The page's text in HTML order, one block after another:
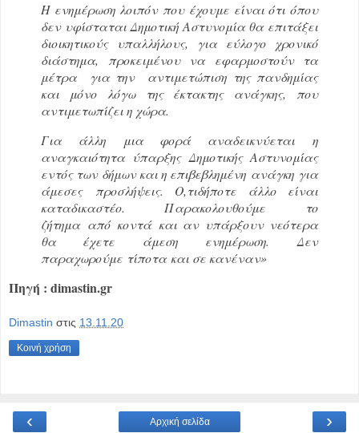
Η ενημέρωση λοιπόν που έχουμε είναι ότι όπου
δεν υφίσταται Δημοτική Αστυνομία θα επιτάξει
διοικητικούς υπαλλήλους, για εύλογο χρονικό
διάστημα, προκειμένου να εφαρμοστούν τα
μέτρα για την αντιμετώπιση της πανδημίας
και μόνο λόγω της έκτακτης ανάγκης, που
αντιμετωπίζει η χώρα.
Για άλλη μια φορά αναδεικνύεται η
αναγκαιότητα ύπαρξης Δημοτικής Αστυνομίας
εντός των δήμων και η επιβεβλημένη ανάγκη για
άμεσες προσλήψεις. Ο,τιδήποτε άλλο είναι
καταδικαστέο. Παρακολουθούμε το
ζήτημα από κοντά και αν υπάρξουν νεότερα
θα έχετε άμεση ενημέρωση. Δεν
παραχωρούμε τίποτα και σε κανέναν»
Πηγή : dimastin.gr
Dimastin στις 13.11.20
Κοινή χρήση
‹ ›
Αρχική σελίδα